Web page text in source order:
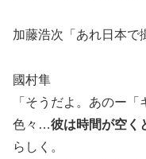
加藤浩次「あれ日本で
國村隼
「そうだよ。あのー
色々…彼は時間が空く
らしく。